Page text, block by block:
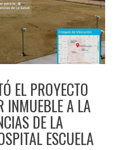
EL PROYECTO
INMUEBLE A LA
DE LA
ESCUELA